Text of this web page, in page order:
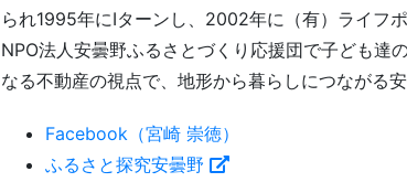
られ1995年にIターンし、2002年に（有）ライフ
NPO法人安曇野ふるさとづくり応援団で子ども達
なる不動産の視点で、地形から暮らしにつながる
Facebook（宮崎 崇徳）
ふるさと探究安曇野